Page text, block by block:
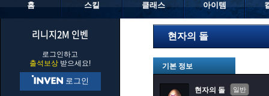
홈 스킬 클래스 아이템
리니지2M 인벤
로그인하고
출석보상 받으세요!
로그인
현자의 돌
기본 정보
현자의 돌 일반